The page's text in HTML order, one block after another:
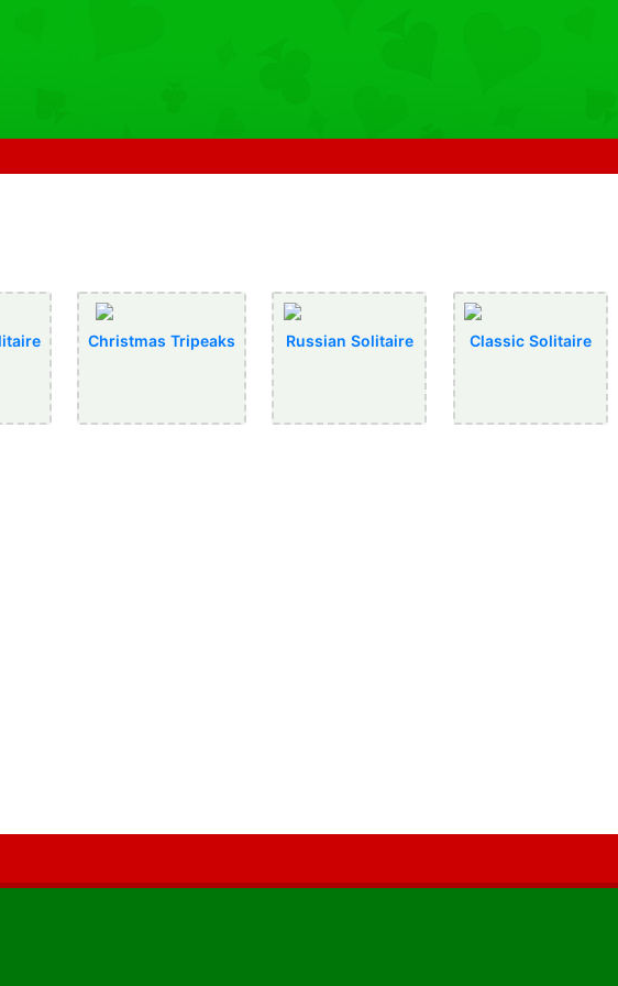
Christmas Tripeaks Russian Solitaire Classic Solitaire